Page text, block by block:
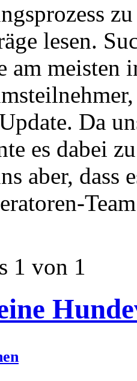
lesen.
am meisten
Da
es dabei
aber, dass
Team
1 von 1